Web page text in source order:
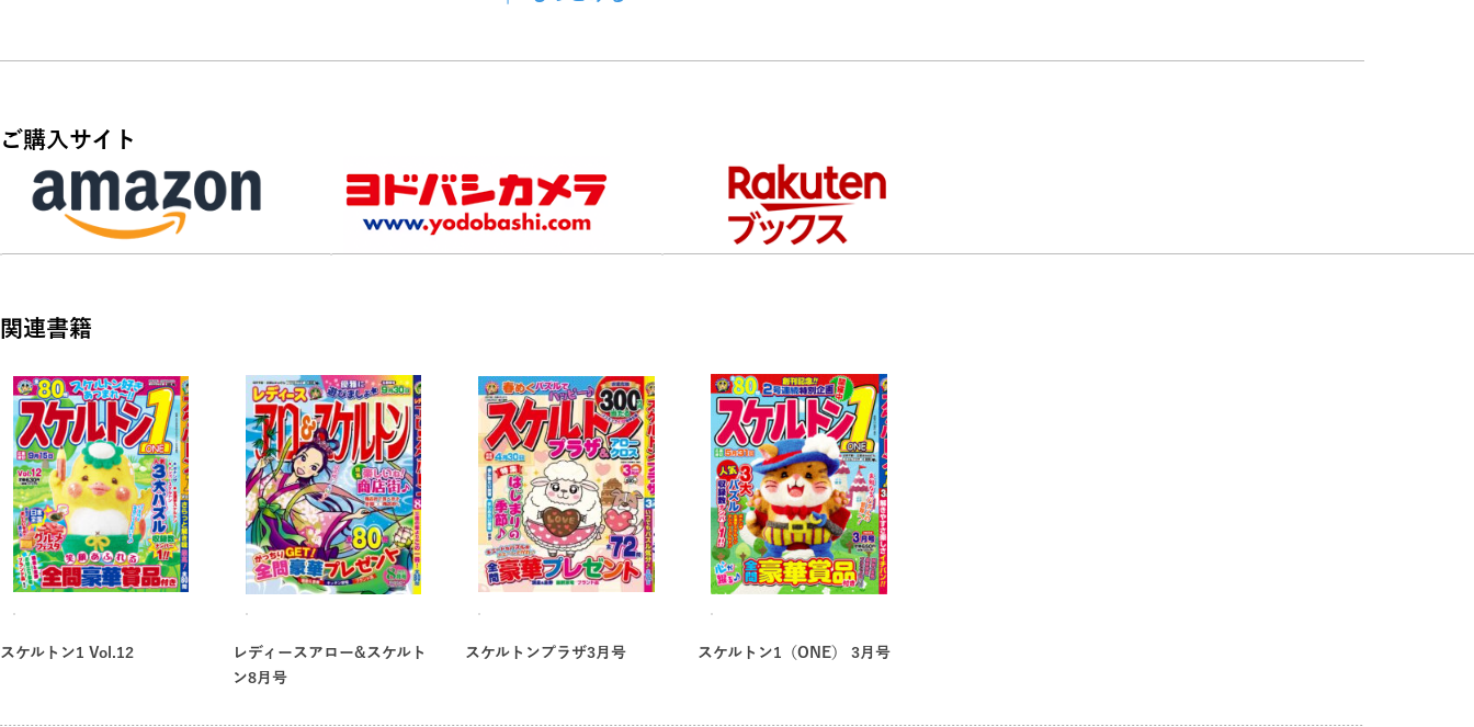
全問に最新家電、人気ブランド品など、厳選された豪華プレゼントがどっさり♪
2026年8月31日（月）までのなが〜い応募締め切り！
楽しく当てちゃおう♥
ご購入サイト
関連書籍
スケルトン1 Vol.12
レディースアロー&スケルト
ン8月号
スケルトンプラザ3月号 スケルトン1（ONE） 3月号